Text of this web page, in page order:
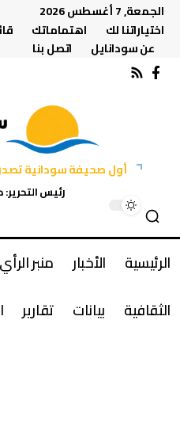
الجمعة, 7 أغسطس 2026
اختياراتنا لك
اهتماماتك
عن سودانايل
اتصل بنا
أول صحيفة سودانية تصدر
رئيس
الرئيسية الأخبار منبر الرأي
الثقافية
بيانات تقارير